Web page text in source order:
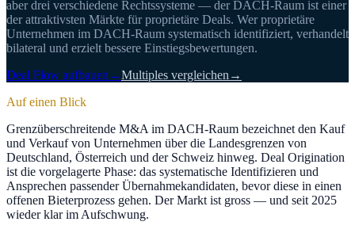
aber drei verschiedene Rechtssysteme — der DACH-Raum ist einer
der attraktivsten Märkte für proprietäre Deals. Wer proprietäre
Unternehmen im DACH-Raum systematisch identifiziert, verhandelt
bilateral und erzielt bessere Einstiegsbewertungen.
Deal Flow aufbauen →Multiples vergleichen →
Auf einen Blick
Grenzüberschreitende M&A im DACH-Raum bezeichnet den Kauf
und Verkauf von Unternehmen über die Landesgrenzen von
Deutschland, Österreich und der Schweiz hinweg. Deal Origination
ist die vorgelagerte Phase: das systematische Identifizieren und
Ansprechen passender Übernahmekandidaten, bevor diese in einen
offenen Bieterprozess gehen. Der Markt ist gross — und seit 2025
wieder klar im Aufschwung.